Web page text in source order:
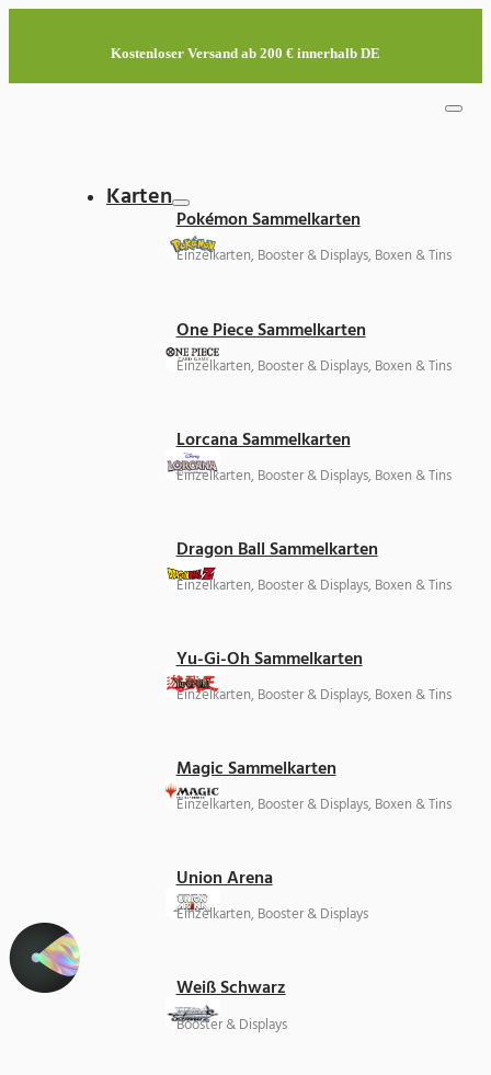
Kostenloser Versand ab 200 € innerhalb DE
Karten
Pokémon Sammelkarten
Einzelkarten, Booster & Displays, Boxen & Tins
One Piece Sammelkarten
Einzelkarten, Booster & Displays, Boxen & Tins
Lorcana Sammelkarten
Einzelkarten, Booster & Displays, Boxen & Tins
Dragon Ball Sammelkarten
Einzelkarten, Booster & Displays, Boxen & Tins
Yu-Gi-Oh Sammelkarten
Einzelkarten, Booster & Displays, Boxen & Tins
Magic Sammelkarten
Einzelkarten, Booster & Displays, Boxen & Tins
Union Arena
Einzelkarten, Booster & Displays
Weiß Schwarz
Booster & Displays